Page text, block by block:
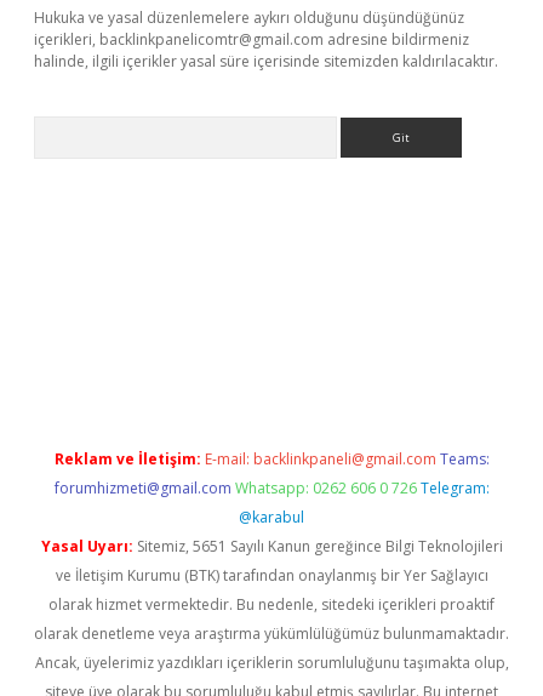
Hukuka ve yasal düzenlemelere aykırı olduğunu düşündüğünüz
içerikleri, backlinkpanelicomtr@gmail.com adresine bildirmeniz
halinde, ilgili içerikler yasal süre içerisinde sitemizden kaldırılacaktır.
Reklam ve İletişim: E-mail: backlinkpaneli@gmail.com Teams:
forumhizmeti@gmail.com Whatsapp: 0262 606 0 726 Telegram:
@karabul
Yasal Uyarı: Sitemiz, 5651 Sayılı Kanun gereğince Bilgi Teknolojileri
ve İletişim Kurumu (BTK) tarafından onaylanmış bir Yer Sağlayıcı
olarak hizmet vermektedir. Bu nedenle, sitedeki içerikleri proaktif
olarak denetleme veya araştırma yükümlülüğümüz bulunmamaktadır.
Ancak, üyelerimiz yazdıkları içeriklerin sorumluluğunu taşımakta olup,
siteye üye olarak bu sorumluluğu kabul etmiş sayılırlar. Bu internet